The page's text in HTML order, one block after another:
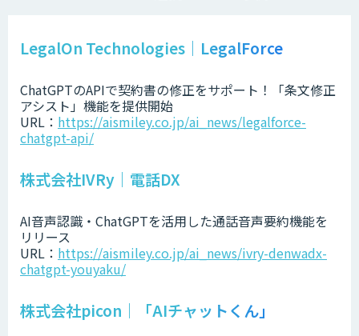
LegalOn Technologies｜LegalForce
ChatGPTのAPIで契約書の修正をサポート！「条文修正
アシスト」機能を提供開始
URL： https://aismiley.co.jp/ai_news/legalforce-
chatgpt-api/
株式会社IVRy｜電話DX
AI音声認識・ChatGPTを活用した通話音声要約機能を
リリース
URL： https://aismiley.co.jp/ai_news/ivry-denwadx-
chatgpt-youyaku/
株式会社picon｜「AIチャットくん」